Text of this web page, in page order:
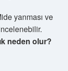
yanması ve
neden olur?